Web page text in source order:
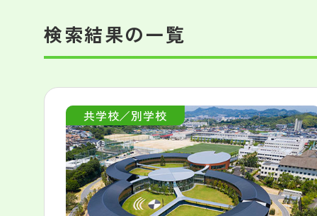
検索結果の一覧
共学校／別学校